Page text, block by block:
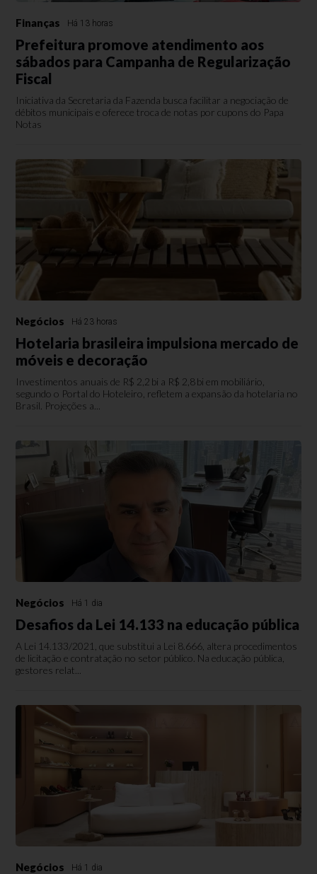
Finanças Há 13 horas
Prefeitura promove atendimento aos
sábados para Campanha de Regularização
Fiscal
Iniciativa da Secretaria da Fazenda busca facilitar a negociação de
débitos municipais e oferece troca de notas por cupons do Papa
Notas
Negócios Há 23 horas
Hotelaria brasileira impulsiona mercado de
móveis e decoração
Investimentos anuais de R$ 2,2 bi a R$ 2,8 bi em mobiliário,
segundo o Portal do Hoteleiro, refletem a expansão da hotelaria no
Brasil. Projeções a...
Negócios Há 1 dia
Desafios da Lei 14.133 na educação pública
A Lei 14.133/2021, que substitui a Lei 8.666, altera procedimentos
de licitação e contratação no setor público. Na educação pública,
gestores relat...
Negócios Há 1 dia